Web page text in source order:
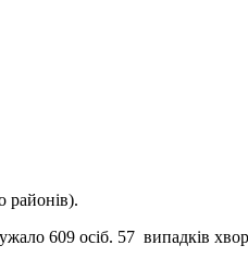
районів).
609 осіб. 57 випадків